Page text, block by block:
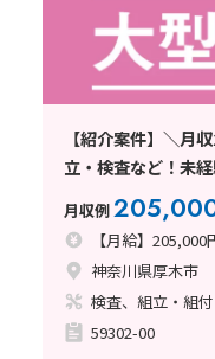
【紹介案件】＼月
立・検査など！未
月収例
【月給】205,000
神奈川県厚木市
検査、組立・組
59302-00